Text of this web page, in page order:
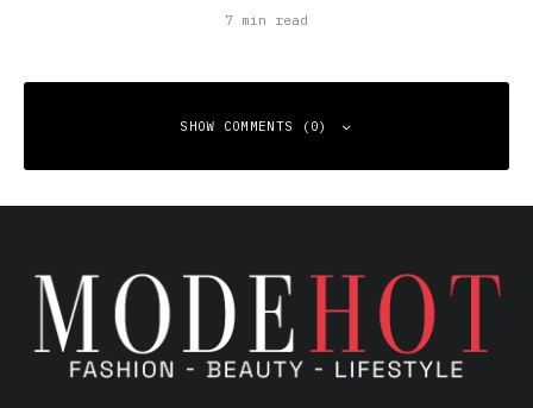
7 min read
SHOW COMMENTS (0)
Your email address will not be published.
Required fields
are marked*
Comment*